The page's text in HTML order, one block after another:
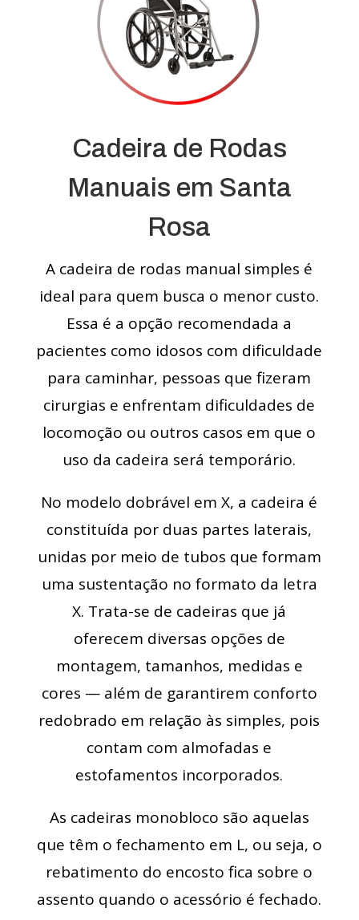
Cadeira de Rodas
Manuais em Santa
Rosa
A cadeira de rodas manual simples é
ideal para quem busca o menor custo.
Essa é a opção recomendada a
pacientes como idosos com dificuldade
para caminhar, pessoas que fizeram
cirurgias e enfrentam dificuldades de
locomoção ou outros casos em que o
uso da cadeira será temporário.
No modelo dobrável em X, a cadeira é
constituída por duas partes laterais,
unidas por meio de tubos que formam
uma sustentação no formato da letra
X. Trata-se de cadeiras que já
oferecem diversas opções de
montagem, tamanhos, medidas e
cores — além de garantirem conforto
redobrado em relação às simples, pois
contam com almofadas e
estofamentos incorporados.
As cadeiras monobloco são aquelas
que têm o fechamento em L, ou seja, o
rebatimento do encosto fica sobre o
assento quando o acessório é fechado.